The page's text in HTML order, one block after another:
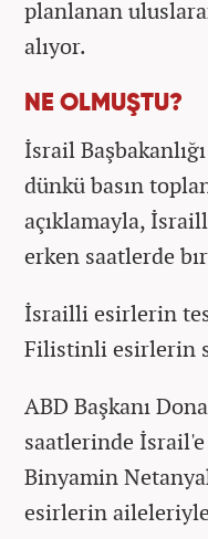
planlanan
alıyor.
NE OLMUŞTU?
İsrail
dünkü basın
açıklamayla,
erken saatlerde
İsrailli esirlerin
Filistinli esirlerin
ABD Başkanı
saatlerinde İsrail'e
Binyamin
esirlerin